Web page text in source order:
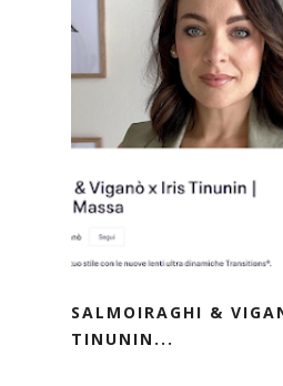
SALMOIRAGHI &
TINUNIN...